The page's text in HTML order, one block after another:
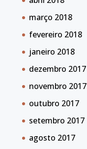
março 2018
fevereiro 2018
janeiro 2018
dezembro 2017
novembro 2017
outubro 2017
setembro 2017
agosto 2017